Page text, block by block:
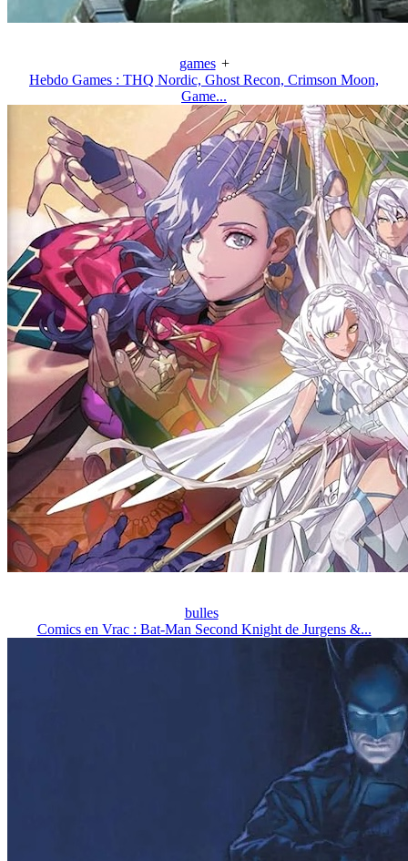
games +
Hebdo Games : THQ Nordic, Ghost Recon, Crimson Moon,
Game...
bulles
Comics en Vrac : Bat-Man Second Knight de Jurgens &...